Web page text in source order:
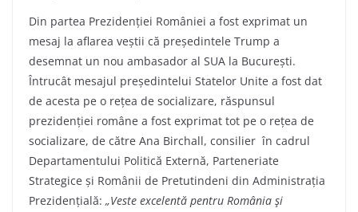
Din partea Prezidenției României a fost exprimat un
mesaj la aflarea veștii că președintele Trump a
desemnat un nou ambasador al SUA la București.
Întrucât mesajul președintelui Statelor Unite a fost dat
de acesta pe o rețea de socializare, răspunsul
prezidenției române a fost exprimat tot pe o rețea de
socializare, de către Ana Birchall, consilier în cadrul
Departamentului Politică Externă, Parteneriate
Strategice și Românii de Pretutindeni din Administrația
Prezidențială: „Veste excelentă pentru România şi